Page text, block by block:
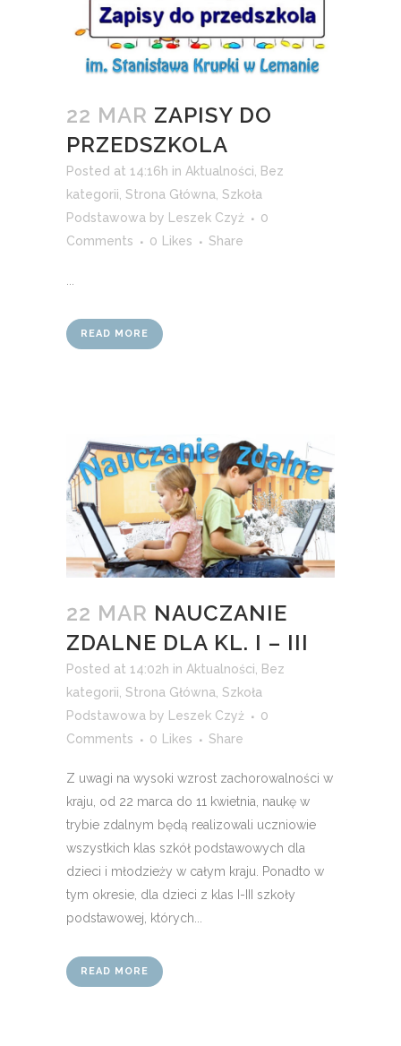
22 MAR ZAPISY DO
PRZEDSZKOLA
Posted at 14:16h in Aktualności, Bez
kategorii, Strona Główna, Szkoła
Podstawowa by Leszek Czyż
0
Comments
0 Likes Share
...
READ MORE
22 MAR NAUCZANIE
ZDALNE DLA KL. I – III
Posted at 14:02h in Aktualności
Bez
kategorii Strona Główna Szkoła
Podstawowa by Leszek Czyż
0
Comments
0 Likes Share
Z uwagi na wysoki wzrost zachorowalności w
kraju, od 22 marca do 11 kwietnia, naukę w
trybie zdalnym będą realizowali uczniowie
wszystkich klas szkół podstawowych dla
dzieci i młodzieży w całym kraju. Ponadto w
tym okresie, dla dzieci z klas I-III szkoły
podstawowej, których...
READ MORE